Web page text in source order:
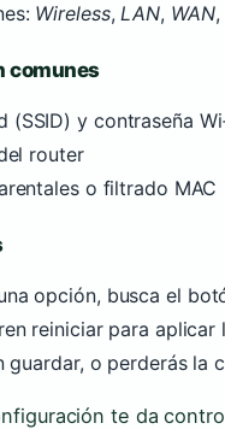
Wireless,LAN, WAN,
comunes
(SSID) y contraseña
router
o filtrado MAC
opción, busca el
reiniciar para aplicar
guardar, o perderás la
te da